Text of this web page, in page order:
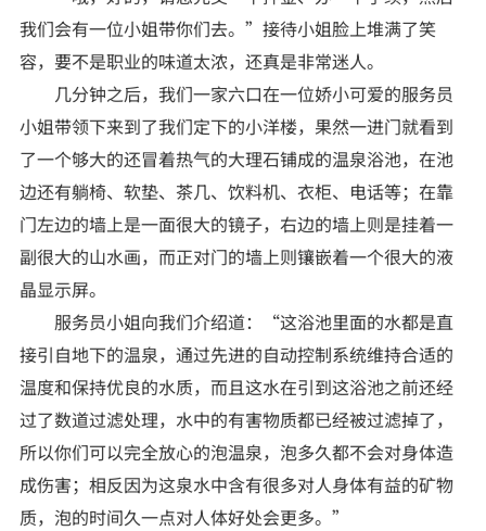
我们会有一位小姐带你们去。”接待小姐脸上堆满了笑
容，要不是职业的味道太浓，还真是非常迷人。
几分钟之后，我们一家六口在一位娇小可爱的服务员
小姐带领下来到了我们定下的小洋楼，果然一进门就看到
了一个够大的还冒着热气的大理石铺成的温泉浴池，在池
边还有躺椅、软垫、茶几、饮料机、衣柜、电话等；在靠
门左边的墙上是一面很大的镜子，右边的墙上则是挂着一
副很大的山水画，而正对门的墙上则镶嵌着一个很大的液
晶显示屏。
服务员小姐向我们介绍道：“这浴池里面的水都是直
接引自地下的温泉，通过先进的自动控制系统维持合适的
温度和保持优良的水质，而且这水在引到这浴池之前还经
过了数道过滤处理，水中的有害物质都已经被过滤掉了，
所以你们可以完全放心的泡温泉，泡多久都不会对身体造
成伤害；相反因为这泉水中含有很多对人身体有益的矿物
质，泡的时间久一点对人体好处会更多。”